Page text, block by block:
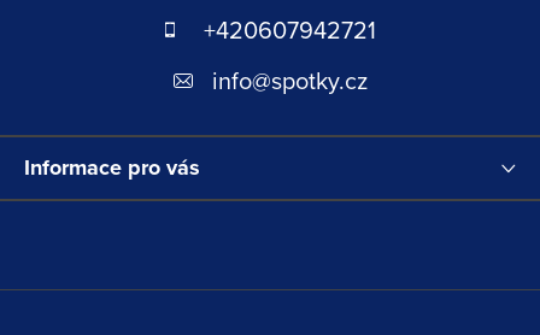
t
+420607942721
info@spotky.cz
Informace pro vás